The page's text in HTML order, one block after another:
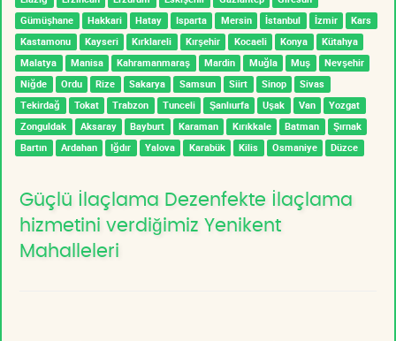
Gümüşhane
Hakkari Hatay Isparta Mersin İstanbul İzmir
Kars
Kastamonu
Kayseri Kırklareli Kırşehir Kocaeli Konya
Kütahya
Malatya
Manisa Kahramanmaraş Mardin Muğla Muş
Nevşehir
Niğde
Ordu Rize Sakarya Samsun Siirt Sinop
Sivas
Tekirdağ
Tokat Trabzon Tunceli Şanlıurfa Uşak Van
Yozgat
Zonguldak
Aksaray Bayburt Karaman Kırıkkale Batman
Şırnak
Bartın
Ardahan Iğdır Yalova Karabük Kilis Osmaniye Düzce
Güçlü İlaçlama Dezenfekte İlaçlama
hizmetini verdiğimiz Yenikent
Mahalleleri